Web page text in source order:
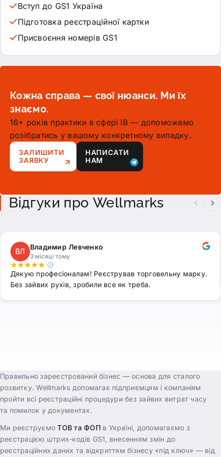
Вступ до GS1 Україна
Підготовка реєстраційної картки
Присвоєння номерів GS1
Кожна справа — свої нюанси. Ми їх
знаємо.
16+ років практики в сфері ІВ — допоможемо
розібратись у вашому конкретному випадку.
ЗАЛИШИТИ
ЗАЯВКУ
НАПИСАТИ
НАМ
Відгуки про Wellmarks
ВЛ
Владимир Левченко
3 місяці тому
Дякую професіоналам! Реєстрував торговельну марку.
Без зайвих рухів, зробили все як треба.
Правильно зареєстрований бізнес — основа для сталого
розвитку. Wellmarks допомагає підприємцям і компаніям
пройти всі реєстраційні процедури без зайвих витрат часу
та помилок у документах.
Ми реєструємоТОВ та ФОПв Україні, допомагаємо з
реєстрацією штрих-кодів GS1, внесенням змін до
реєстраційних даних та відкриттям бізнесу «під ключ» — від